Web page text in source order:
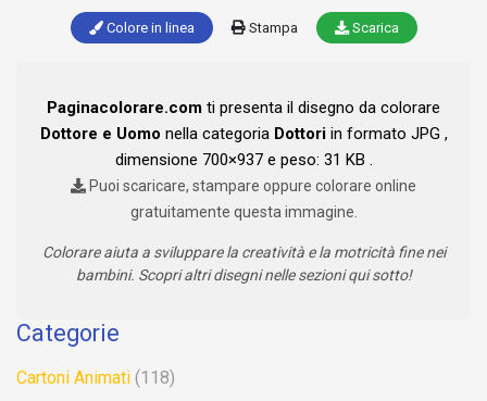
Colore in linea Stampa Scarica
Paginacolorare.com ti presenta il disegno da colorare
Dottore e Uomo nella categoria Dottoriin formato JPG ,
dimensione 700×937 e peso: 31 KB .
Puoi scaricare, stampare oppure colorare online
gratuitamente questa immagine.
Colorare aiuta a sviluppare la creatività e la motricità fine nei
bambini. Scopri altri disegni nelle sezioni qui sotto!
Categorie
Cartoni Animati (118)